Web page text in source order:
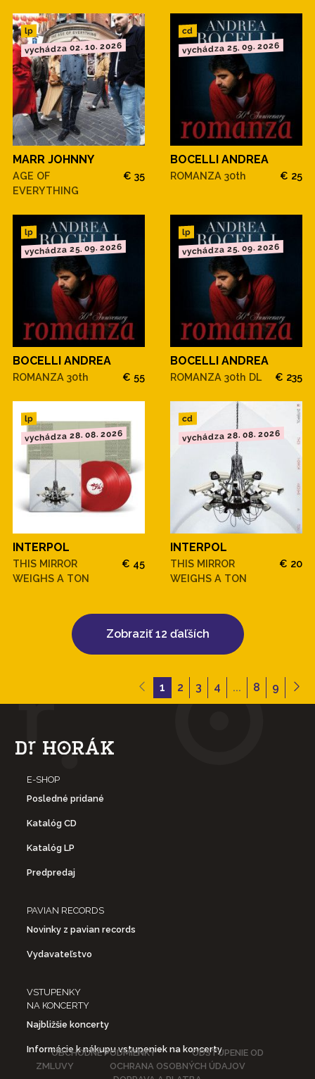
lp
vychádza 02. 10. 2026
MARR JOHNNY
AGE OF
EVERYTHING
€ 35
cd
vychádza 25. 09. 2026
BOCELLI ANDREA
ROMANZA 30th € 25
lp
vychádza 25. 09. 2026
BOCELLI ANDREA
ROMANZA 30th € 55
lp
vychádza 25. 09. 2026
BOCELLI ANDREA
ROMANZA 30th DL € 235
lp
vychádza 28. 08. 2026
INTERPOL
THIS MIRROR
WEIGHS A TON
€ 45
cd
vychádza 28. 08. 2026
INTERPOL
THIS MIRROR
WEIGHS A TON
€ 20
Zobraziť 12 ďaľších
1 2 3 4 ... 8 9
E-SHOP
Posledné pridané
Katalóg CD
Katalóg LP
Predpredaj
PAVIAN RECORDS
Novinky z pavian records
Vydavateľstvo
VSTUPENKY
NA KONCERTY
Najbližšie koncerty
Informácie k nákupu vstupeniek na koncerty
OBCHODNÉ PODMIENKY
ODSTÚPENIE OD
ZMLUVY
OCHRANA OSOBNÝCH ÚDAJOV